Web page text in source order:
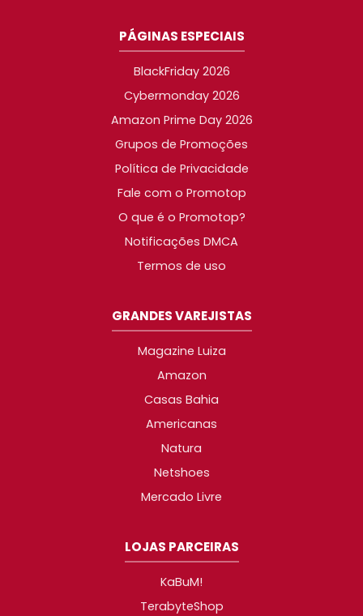
PÁGINAS ESPECIAIS
BlackFriday 2026
Cybermonday 2026
Amazon Prime Day 2026
Grupos de Promoções
Política de Privacidade
Fale com o Promotop
O que é o Promotop?
Notificações DMCA
Termos de uso
GRANDES VAREJISTAS
Magazine Luiza
Amazon
Casas Bahia
Americanas
Natura
Netshoes
Mercado Livre
LOJAS PARCEIRAS
KaBuM!
TerabyteShop